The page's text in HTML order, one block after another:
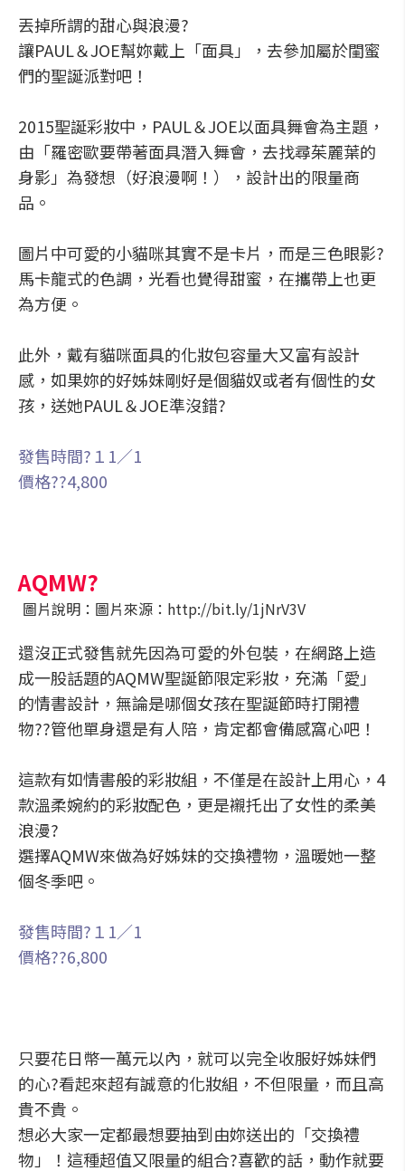
丟掉所謂的甜心與浪漫?
讓PAUL＆JOE幫妳戴上「面具」，去參加屬於閨蜜
們的聖誕派對吧！
2015聖誕彩妝中，PAUL＆JOE以面具舞會為主題，
由「羅密歐要帶著面具潛入舞會，去找尋茱麗葉的
身影」為發想（好浪漫啊！），設計出的限量商
品。
圖片中可愛的小貓咪其實不是卡片，而是三色眼影?
馬卡龍式的色調，光看也覺得甜蜜，在攜帶上也更
為方便。
此外，戴有貓咪面具的化妝包容量大又富有設計
感，如果妳的好姊妹剛好是個貓奴或者有個性的女
孩，送她PAUL＆JOE準沒錯?
發售時間?１1／1
價格??4,800
AQMW?
圖片說明：圖片來源：http://bit.ly/1jNrV3V
還沒正式發售就先因為可愛的外包裝，在網路上造
成一股話題的AQMW聖誕節限定彩妝，充滿「愛」
的情書設計，無論是哪個女孩在聖誕節時打開禮
物??管他單身還是有人陪，肯定都會備感窩心吧！
這款有如情書般的彩妝組，不僅是在設計上用心，4
款溫柔婉約的彩妝配色，更是襯托出了女性的柔美
浪漫?
選擇AQMW來做為好姊妹的交換禮物，溫暖她一整
個冬季吧。
發售時間?１1／1
價格??6,800
只要花日幣一萬元以內，就可以完全收服好姊妹們
的心?看起來超有誠意的化妝組，不但限量，而且高
貴不貴。
想必大家一定都最想要抽到由妳送出的「交換禮
物」！這種超值又限量的組合?喜歡的話，動作就要